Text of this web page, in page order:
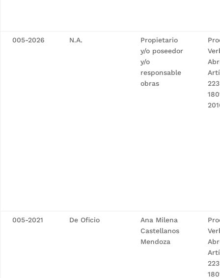
005-2026 N.A.
Propietario
y/o poseedor
y/o
responsable
obras
005-2021 De Oficio
Ana Milena
Castellanos
Mendoza